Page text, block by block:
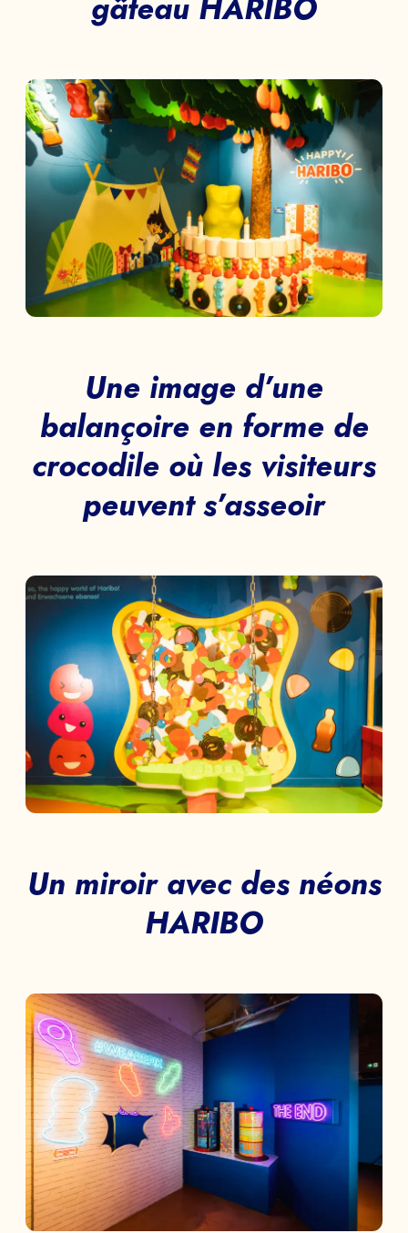
Une image d’une
balançoire en forme de
crocodile où les visiteurs
peuvent s’asseoir
Un miroir avec des néons
HARIBO